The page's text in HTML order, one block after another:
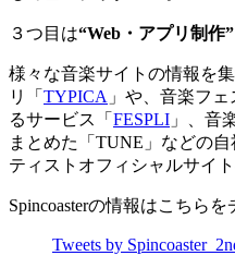
３つ目は“Web・アプリ制作”
様々な音楽サイトの情報を
リ「 TYPICA 」や、音楽フ
るサービス「 FESPLI 」、音
まとめた「TUNE」などの
ティストオフィシャルサイト
Spincoasterの情報はこちら
Tweets by